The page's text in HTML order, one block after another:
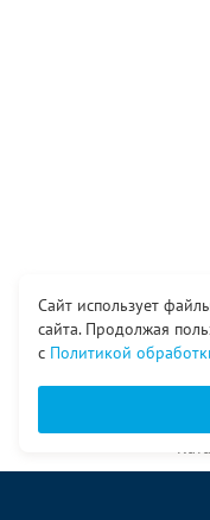
Сайт использует
сайта. Продолжая
с Политикой